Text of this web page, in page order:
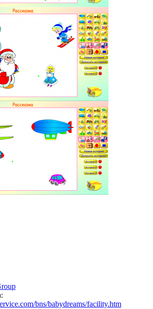
bns/babydreams/facility.htm